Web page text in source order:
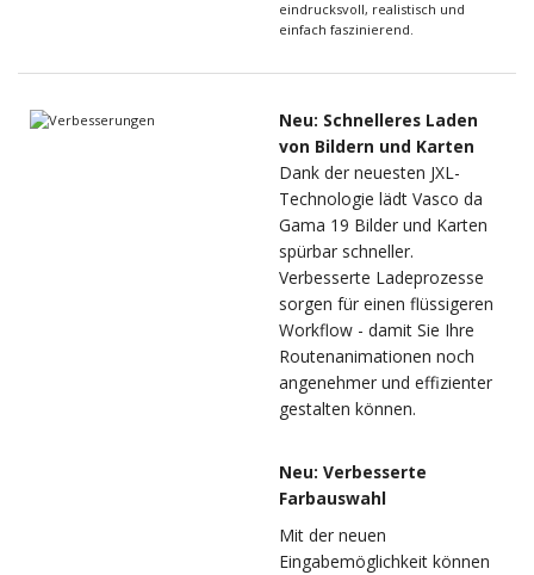
eindrucksvoll, realistisch und
einfach faszinierend.
Neu: Schnelleres Laden
von Bildern und Karten
Dank der neuesten JXL-
Technologie lädt Vasco da
Gama 19 Bilder und Karten
spürbar schneller.
Verbesserte Ladeprozesse
sorgen für einen flüssigeren
Workflow - damit Sie Ihre
Routenanimationen noch
angenehmer und effizienter
gestalten können.
Neu: Verbesserte
Farbauswahl
Mit der neuen
Eingabemöglichkeit können